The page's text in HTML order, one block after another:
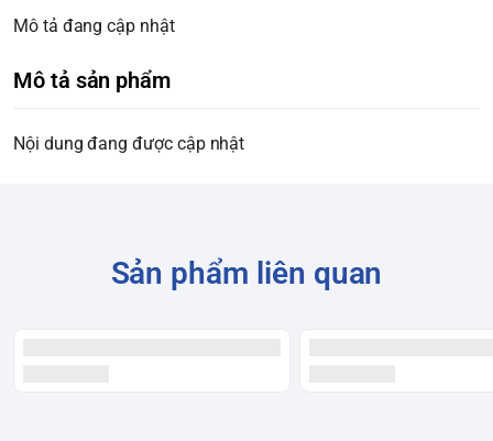
Mô tả đang cập nhật
Mô tả sản phẩm
Nội dung đang được cập nhật
Sản phẩm liên quan